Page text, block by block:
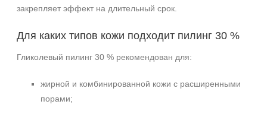
закрепляет эффект на длительный срок.
Для каких типов кожи подходит пилинг 30 %
Гликолевый пилинг 30 % рекомендован для:
жирной и комбинированной кожи с расширенными
порами;